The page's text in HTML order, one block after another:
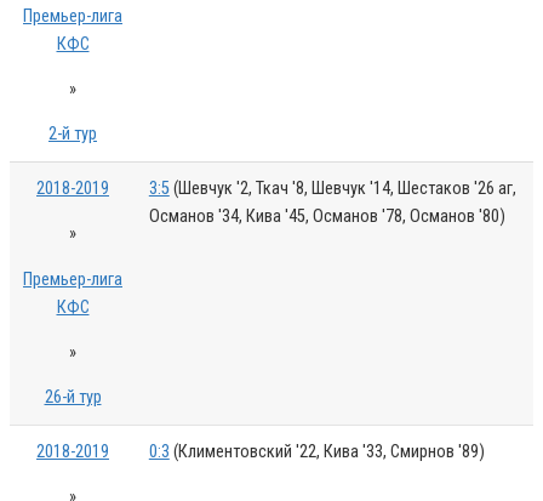
Премьер-лига
КФС
»
2-й тур
2018-2019
»
Премьер-лига
КФС
»
26-й тур
3:5(Шевчук '2, Ткач '8, Шевчук '14, Шестаков '26 аг,
Османов '34, Кива '45, Османов '78, Османов '80)
2018-2019 0:3 (Климентовский '22, Кива '33, Смирнов '89)